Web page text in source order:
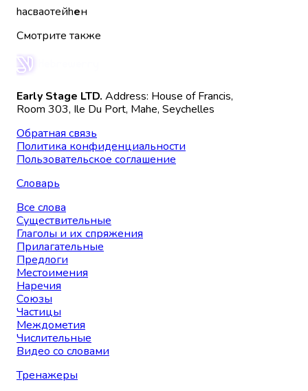
hасваотейhен
Смотрите также
Early Stage LTD. Address: House of Francis,
Room 303, Ile Du Port, Mahe, Seychelles
Обратная связь
Политика конфиденциальности
Пользовательское соглашение
Словарь
Все слова
Существительные
Глаголы и их спряжения
Прилагательные
Предлоги
Местоимения
Наречия
Союзы
Частицы
Междометия
Числительные
Видео со словами
Тренажеры